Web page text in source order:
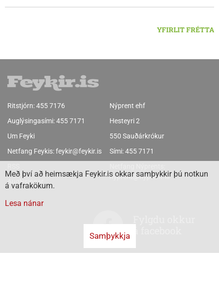
YFIRLIT FRÉTTA
Ritstjórn:455 7176
Auglýsingasími:455 7171
Um Feyki
Netfang Feykis:feykir@feykir.is
Auglýsingar
Nýprent ehf
Hesteyri 2
550 Sauðárkrókur
Sími:455 7171
nyprent@nyprent.is
Með því að heimsækja Feykir.is okkar samþykkir þú notkun
á vafrakökum.
Lesa nánar
Samþykkja